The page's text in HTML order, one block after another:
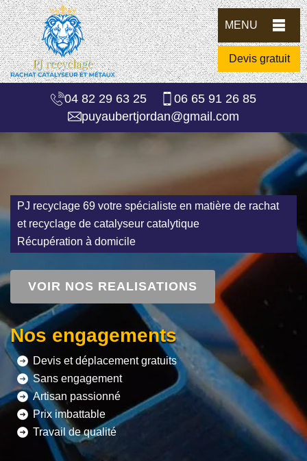
MENU
Devis gratuit
04 82 29 63 25
06 65 91 26 85
puyaubertjordan@gmail.com
PJ recyclage 69 votre spécialiste en matière de rachat
et recyclage de catalyseur catalytique
Récupération à domicile
VOIR NOS REALISATIONS
Nos engagements
Devis et déplacement gratuits
Sans engagement
Artisan passionné
Prix imbattable
Travail de qualité